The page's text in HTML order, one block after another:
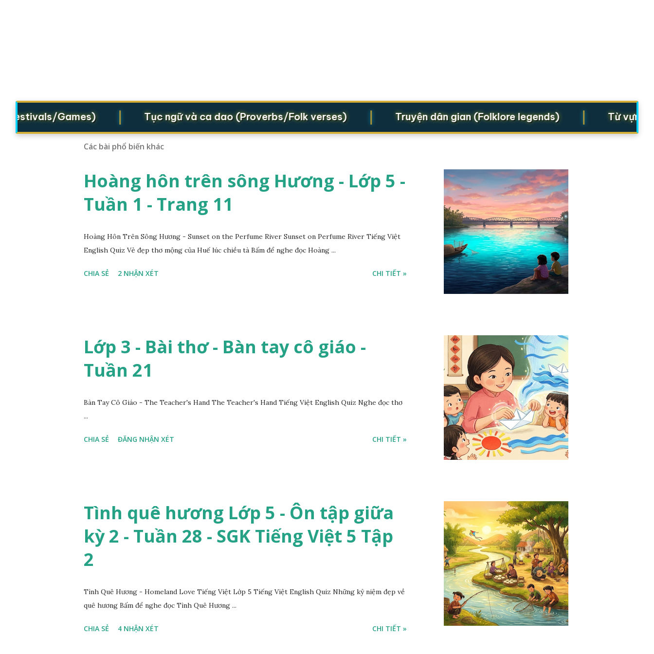
Games) Tục ngữ và ca dao (Proverbs/Folk verses) Truyện dân gian (Folklore legends) Từ vựng
Các bài phổ biến khác
Hoàng hôn trên sông Hương - Lớp 5 -
Tuần 1 - Trang 11
Hoàng Hôn Trên Sông Hương - Sunset on the Perfume River Sunset on Perfume River Tiếng Việt
English Quiz Vẻ đẹp thơ mộng của Huế lúc chiều tà Bấm để nghe đọc Hoàng ...
CHIA SẺ 2 NHẬN XÉT CHI TIẾT »
Lớp 3 - Bài thơ - Bàn tay cô giáo -
Tuần 21
Bàn Tay Cô Giáo - The Teacher's Hand The Teacher's Hand Tiếng Việt English Quiz Nghe đọc thơ
...
CHIA SẺ ĐĂNG NHẬN XÉT CHI TIẾT »
Tình quê hương Lớp 5 - Ôn tập giữa
kỳ 2 - Tuần 28 - SGK Tiếng Việt 5 Tập
2
Tình Quê Hương - Homeland Love Tiếng Việt Lớp 5 Tiếng Việt English Quiz Những kỷ niệm đẹp về
quê hương Bấm để nghe đọc Tình Quê Hương ...
CHIA SẺ 4 NHẬN XÉT CHI TIẾT »